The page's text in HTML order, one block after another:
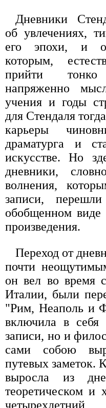
Дневники
об увлечениях,
его эпохи, и о
которым,
прийти
напряженно
учения и годы
для Стендаля
карьеры
драматурга и
искусстве. Но
дневники,
волнения,
записи,
обобщенном виде
произведения.
Переход от
почти
он вел во время
Италии, были
"Рим, Неаполь и
включила в себя
записи, но и
сами собою
путевых заметок.
выросла из
теоретическом и